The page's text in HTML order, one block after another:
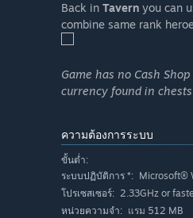
Back in Tavern you can
combine same rank
Game has no Cash
currency found in
ความต้องการระบบ
ขั้นต่ำ:
ระบบปฏิบัติการ *: Microsoft®
โปรเซสเซอร์: 2.33GHz or
หน่วยความจำ: แรม 512 MB